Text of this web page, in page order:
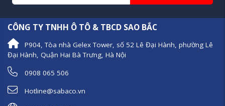
CÔNG TY TNHH Ô TÔ & TBCD SAO BẮC
P904, Tòa nhà Gelex Tower, số 52 Lê Đại Hành, phường Lê
Đại Hành, Quận Hai Bà Trưng, Hà Nội
0908 065 506
Hotline@sabaco.vn